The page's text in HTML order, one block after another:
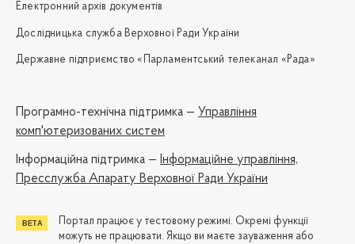
Електронний архів документів
Дослідницька служба Верховної Ради України
Державне підприємство «Парламентський телеканал «Рада»
Програмно-технічна підтримка — Управління
комп'ютеризованих систем
Iнформаційна підтримка — Інформаційне управління,
Пресслужба Апарату Верховної Ради України
Портал працює у тестовому режимі. Окремі функції
можуть не працювати. Якщо ви маєте зауваження або